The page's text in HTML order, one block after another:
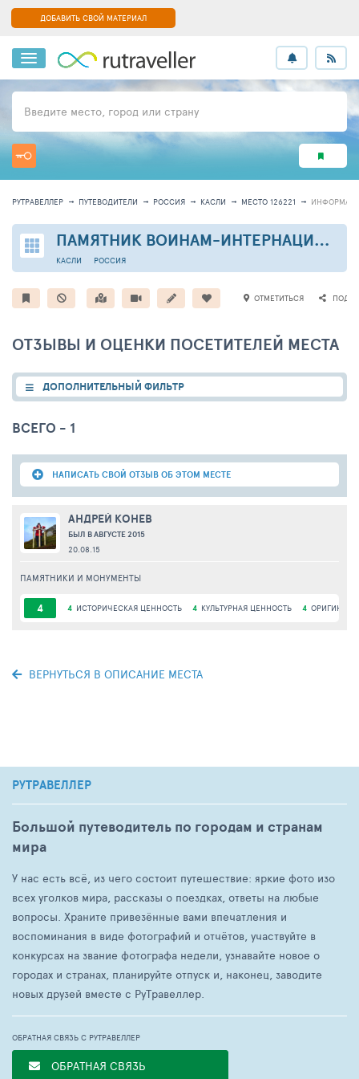
ДОБАВИТЬ СВОЙ МАТЕРИАЛ
Введите место, город или страну
РУТРАВЕЛЛЕР ПУТЕВОДИТЕЛИ РОССИЯ КАСЛИ МЕСТО 126221
ПАМЯТНИК ВОИНАМ-ИНТЕРНАЦИОНАЛИСТАМ В КАСЛИ
РОССИЯ
КАСЛИ
ОТМЕТИТЬСЯ
ОТЗЫВЫ И ОЦЕНКИ ПОСЕТИТЕЛЕЙ МЕСТА
ДОПОЛНИТЕЛЬНЫЙ ФИЛЬТР
ВСЕГО - 1
НАПИСАТЬ СВОЙ ОТЗЫВ ОБ ЭТОМ МЕСТЕ
АНДРЕЙ КОНЕВ
БЫЛ В АВГУСТЕ 2015
20.08.15
ПАМЯТНИКИ И МОНУМЕНТЫ
4 4 ИСТОРИЧЕСКАЯ ЦЕННОСТЬ 4 КУЛЬТУРНАЯ ЦЕННОСТЬ 4
ВЕРНУТЬСЯ В ОПИСАНИЕ МЕСТА
РУТРАВЕЛЛЕР
Большой путеводитель по городам и странам
мира
У нас есть всё, из чего состоит путешествие: яркие фото изо
всех уголков мира, рассказы о поездках, ответы на любые
вопросы. Храните привезённые вами впечатления и
воспоминания в виде фотографий и отчётов, участвуйте в
конкурсах на звание фотографа недели, узнавайте новое о
городах и странах, планируйте отпуск и, наконец, заводите
новых друзей вместе с РуТравеллер.
ОБРАТНАЯ СВЯЗЬ С РУТРАВЕЛЛЕР
ОБРАТНАЯ СВЯЗЬ